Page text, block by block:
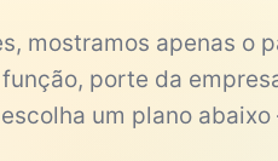
mostramos apenas o
porte da
escolha um plano